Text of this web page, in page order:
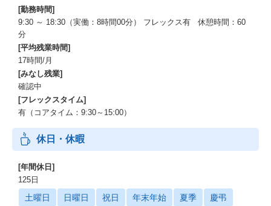
[勤務時間]
9:30 ～ 18:30（実働：8時間00分） フレックス有 休憩時間：60
分
[平均残業時間]
17時間/月
[みなし残業]
確認中
[フレックスタイム]
有（コアタイム：9:30～15:00）
休日・休暇
[年間休日]
125日
土曜日 日曜日 祝日 年末年始 夏季 慶弔